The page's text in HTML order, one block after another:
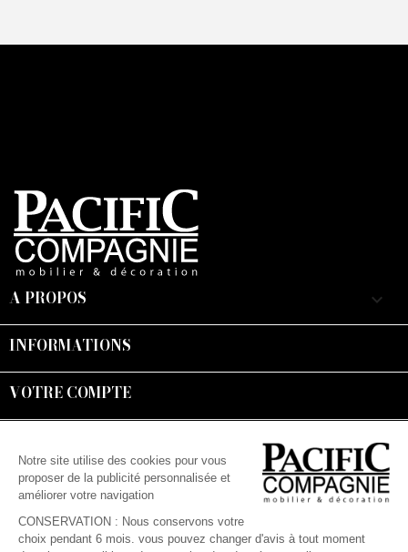
A PROPOS keyboard_arrow_down
INFORMATIONS
VOTRE COMPTE